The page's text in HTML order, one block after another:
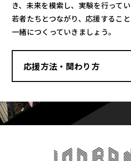
き、未来を模索し、実験を行って
若者たちとつながり、応援するこ
一緒につくっていきましょう。
応援方法・関わり方